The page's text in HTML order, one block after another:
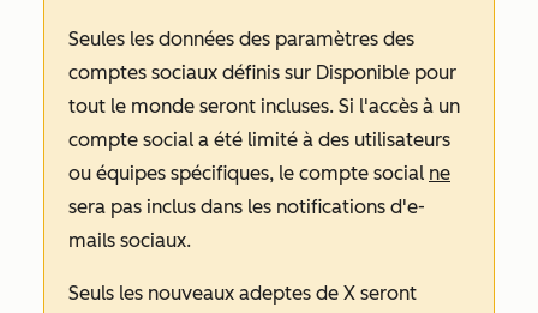
Seules les données des paramètres des
comptes sociaux définis sur Disponible pour
tout le monde seront incluses. Si l'accès à un
compte social a été limité à des utilisateurs
ou équipes spécifiques, le compte social ne
sera pas inclus dans les notifications d'e-
mails sociaux.
Seuls les nouveaux adeptes de X seront